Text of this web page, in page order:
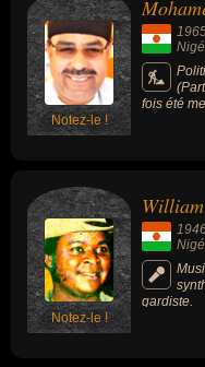
Notez-le !
fois été
dont le
Notez-le !
gardiste.